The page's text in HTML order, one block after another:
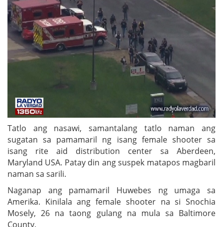
Tatlo ang nasawi, samantalang tatlo naman ang
sugatan sa pamamaril ng isang female shooter sa
isang rite aid distribution center sa Aberdeen,
Maryland USA. Patay din ang suspek matapos magbaril
naman sa sarili.
Naganap ang pamamaril Huwebes ng umaga sa
Amerika. Kinilala ang female shooter na si Snochia
Mosely, 26 na taong gulang na mula sa Baltimore
County.